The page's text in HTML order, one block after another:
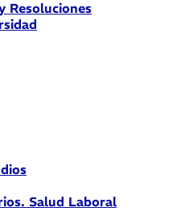
Resoluciones
Salud Laboral